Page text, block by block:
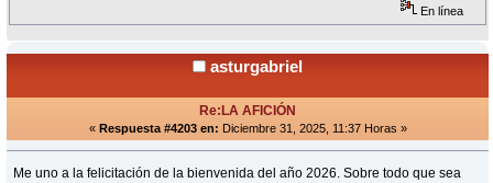
En línea
asturgabriel
Re:LA AFICIÓN
« Respuesta #4203 en: Diciembre 31, 2025, 11:37 Horas »
Me uno a la felicitación de la bienvenida del año 2026. Sobre todo que sea